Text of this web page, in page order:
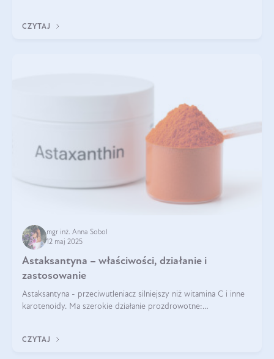
CZYTAJ
mgr inż. Anna Sobol
12 maj 2025
Astaksantyna – właściwości, działanie i
zastosowanie
Astaksantyna - przeciwutleniacz silniejszy niż witamina C i inne
karotenoidy. Ma szerokie działanie prozdrowotne:
CZYTAJ